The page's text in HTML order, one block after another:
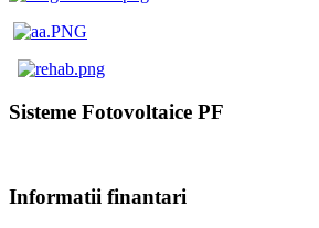
Sisteme Fotovoltaice PF
Informatii finantari